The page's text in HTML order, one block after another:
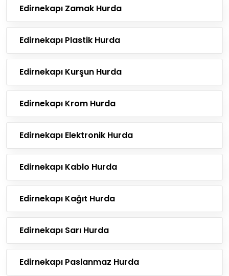
Edirnekapı Zamak Hurda
Edirnekapı Plastik Hurda
Edirnekapı Kurşun Hurda
Edirnekapı Krom Hurda
Edirnekapı Elektronik Hurda
Edirnekapı Kablo Hurda
Edirnekapı Kağıt Hurda
Edirnekapı Sarı Hurda
Edirnekapı Paslanmaz Hurda